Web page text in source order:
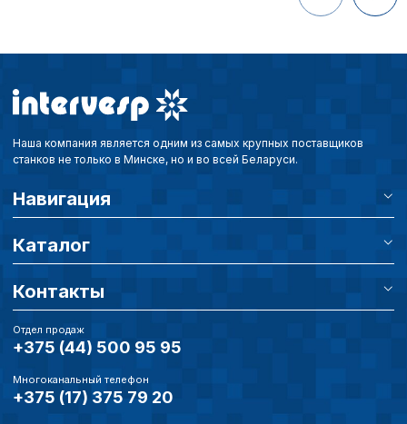
Наша компания является одним из самых крупных поставщиков
станков не только в Минске, но и во всей Беларуси.
Навигация
Каталог
Контакты
Отдел продаж
+375 (44) 500 95 95
Многоканальный телефон
+375 (17) 375 79 20